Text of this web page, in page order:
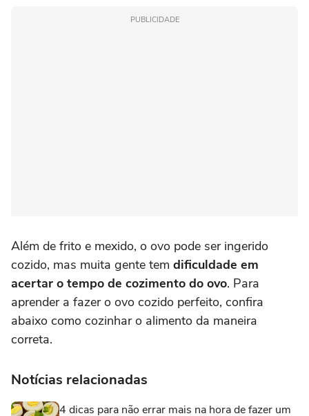
PUBLICIDADE
Além de frito e mexido, o ovo pode ser ingerido
cozido, mas muita gente tem dificuldade em
acertar o tempo de cozimento do ovo. Para
aprender a fazer o ovo cozido perfeito, confira
abaixo como cozinhar o alimento da maneira
correta.
Notícias relacionadas
4 dicas para não errar mais na hora de fazer um